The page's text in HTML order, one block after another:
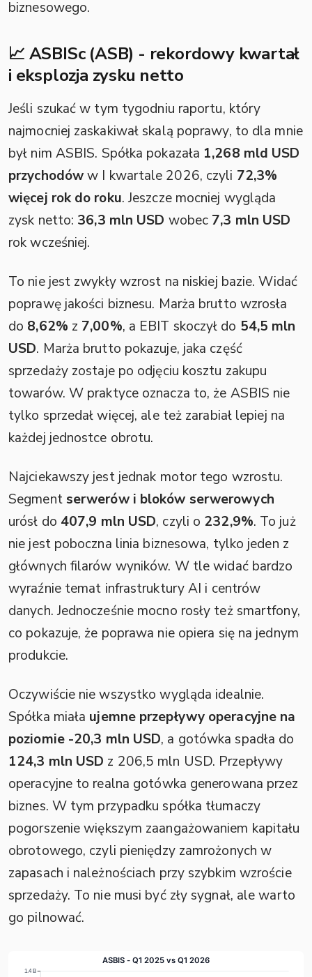
biznesowego.
📈 ASBISc (ASB) - rekordowy kwartał
i eksplozja zysku netto
Jeśli szukać w tym tygodniu raportu, który
najmocniej zaskakiwał skalą poprawy, to dla mnie
był nim ASBIS. Spółka pokazała 1,268 mld USD
przychodóww I kwartale 2026, czyli 72,3%
więcej rok do roku. Jeszcze mocniej wygląda
zysk netto: 36,3 mln USD wobec 7,3 mln USD
rok wcześniej.
To nie jest zwykły wzrost na niskiej bazie. Widać
poprawę jakości biznesu. Marża brutto wzrosła
do 8,62% z 7,00%, a EBIT skoczył do 54,5 mln
USD. Marża brutto pokazuje, jaka część
sprzedaży zostaje po odjęciu kosztu zakupu
towarów. W praktyce oznacza to, że ASBIS nie
tylko sprzedał więcej, ale też zarabiał lepiej na
każdej jednostce obrotu.
Najciekawszy jest jednak motor tego wzrostu.
Segment serwerów i bloków serwerowych
urósł do 407,9 mln USD, czyli o 232,9%. To już
nie jest poboczna linia biznesowa, tylko jeden z
głównych filarów wyników. W tle widać bardzo
wyraźnie temat infrastruktury AI i centrów
danych. Jednocześnie mocno rosły też smartfony,
co pokazuje, że poprawa nie opiera się na jednym
produkcie.
Oczywiście nie wszystko wygląda idealnie.
Spółka miała ujemne przepływy operacyjne na
poziomie -20,3 mln USD, a gotówka spadła do
124,3 mln USD z 206,5 mln USD. Przepływy
operacyjne to realna gotówka generowana przez
biznes. W tym przypadku spółka tłumaczy
pogorszenie większym zaangażowaniem kapitału
obrotowego, czyli pieniędzy zamrożonych w
zapasach i należnościach przy szybkim wzroście
sprzedaży. To nie musi być zły sygnał, ale warto
go pilnować.